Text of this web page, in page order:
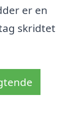
er en
skridtet